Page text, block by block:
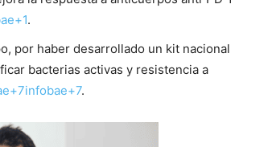
.
por haber desarrollado un kit nacional
bacterias activas y resistencia a
.